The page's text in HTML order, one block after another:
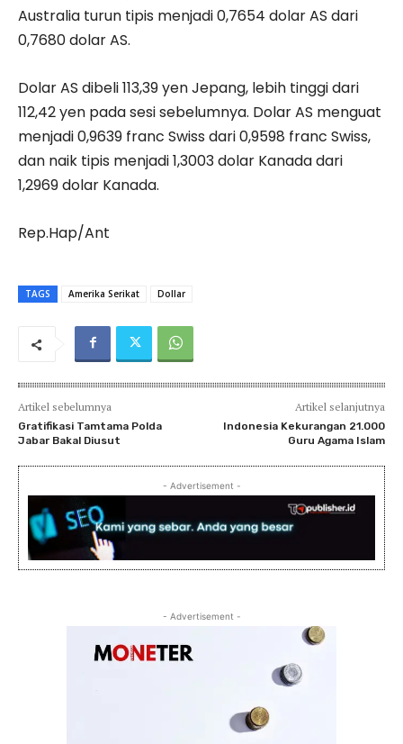
Australia turun tipis menjadi 0,7654 dolar AS dari
0,7680 dolar AS.
Dolar AS dibeli 113,39 yen Jepang, lebih tinggi dari
112,42 yen pada sesi sebelumnya. Dolar AS menguat
menjadi 0,9639 franc Swiss dari 0,9598 franc Swiss,
dan naik tipis menjadi 1,3003 dolar Kanada dari
1,2969 dolar Kanada.
Rep.Hap/Ant
TAGS Amerika Serikat Dollar
Artikel sebelumnya
Gratifikasi Tamtama Polda
Jabar Bakal Diusut
Artikel selanjutnya
Indonesia Kekurangan 21.000
Guru Agama Islam
- Advertisement -
- Advertisement -